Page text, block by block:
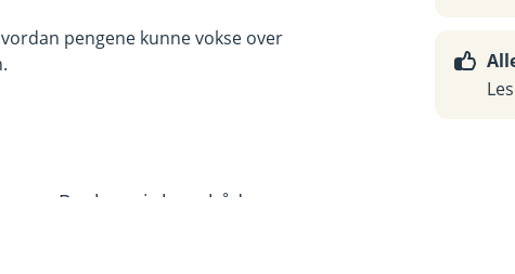
pengene kunne vokse over
Banken gir ham både
han alltid kan ringe
svar som gjør at han